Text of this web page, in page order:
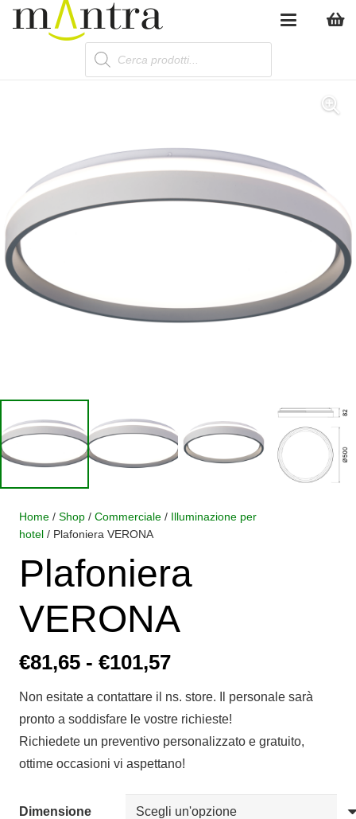
Products
search
Home / Shop / Commerciale / Illuminazione per
hotel / Plafoniera VERONA
Plafoniera
VERONA
€81,65 - €101,57Fascia
prezzo:
da
€81,65
a
€101,57
Non esitate a contattare il ns. store. Il personale sarà
pronto a soddisfare le vostre richieste!
Richiedete un preventivo personalizzato e gratuito,
ottime occasioni vi aspettano!
Dimensione